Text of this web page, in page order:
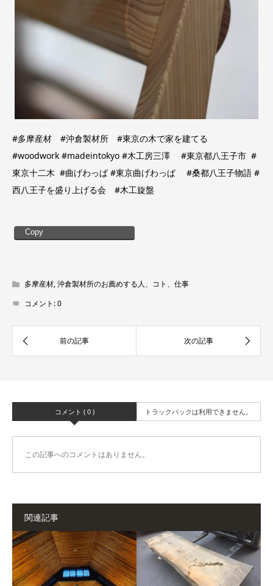
#多摩産材 #沖倉製材所 #東京の木で家を建てる
#woodwork #madeintokyo #木工房三澤 #東京都八王子市 #
東京十二木 #曲げわっぱ #東京曲げわっぱ #桑都八王子物語 #
西八王子を盛り上げる会 #木工旋盤
Copy
多摩産材,沖倉製材所のお薦めする人、コト、仕事
コメント:0
コメント ( 0 ) トラックバックは利用できません。
この記事へのコメントはありません。
関連記事